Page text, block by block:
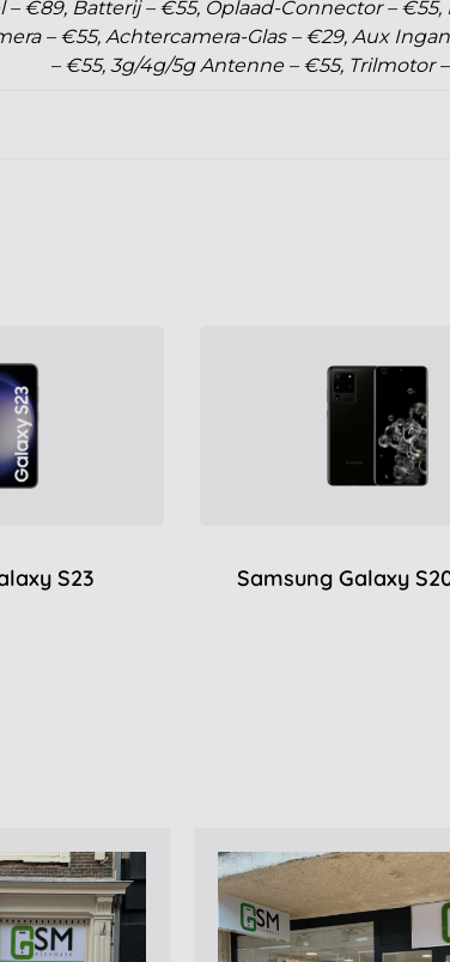
€89, Batterij – €55, Oplaad-Connector –
– €55, Achtercamera-Glas – €29, Aux
– €55, 3g/4g/5g Antenne – €55, Trilmotor
S23 Samsung Galaxy